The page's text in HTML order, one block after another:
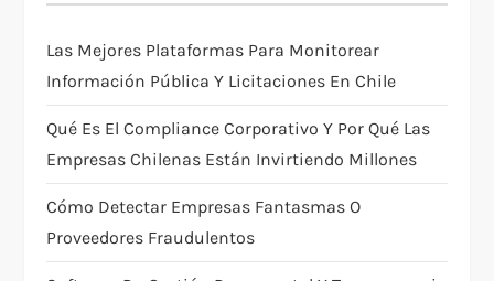
t
i
o
n
Las Mejores Plataformas Para Monitorear
Información Pública Y Licitaciones En Chile
Qué Es El Compliance Corporativo Y Por Qué Las
Empresas Chilenas Están Invirtiendo Millones
Cómo Detectar Empresas Fantasmas O
Proveedores Fraudulentos